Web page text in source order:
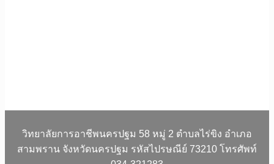
วิทยาลัยการอาชีพนครปฐม 58 หมู่ 2 ตำบลไร่ขิง อำเภอ
สามพราน จังหวัดนครปฐม รหัสไปรษณีย์ 73210 โทรศัพท์